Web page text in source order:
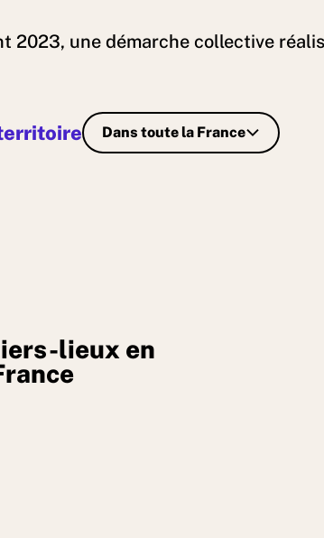
une démarche collective
Dans toute la France
lieux en